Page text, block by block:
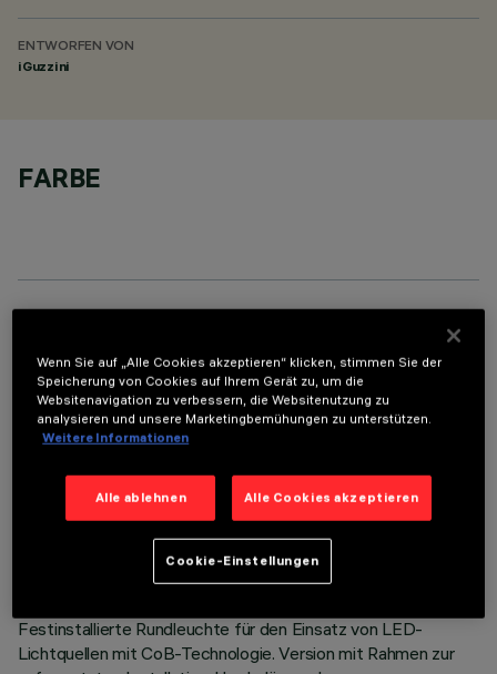
ENTWORFEN VON
iGuzzini
FARBE
TECHNISCHE DATEN
Festinstallierte Rundleuchte für den Einsatz von LED-
Lichtquellen mit CoB-Technologie. Version mit Rahmen zur
Wenn Sie auf „Alle Cookies akzeptieren“ klicken, stimmen Sie der
Speicherung von Cookies auf Ihrem Gerät zu, um die
Websitenavigation zu verbessern, die Websitenutzung zu
analysieren und unsere Marketingbemühungen zu unterstützen.
Weitere Informationen
Alle ablehnen Alle Cookies akzeptieren
Cookie-Einstellungen